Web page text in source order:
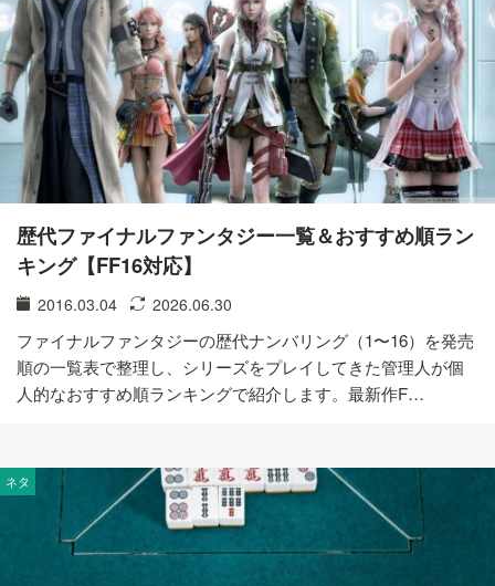
歴代ファイナルファンタジー一覧＆おすすめ順ラン
キング【FF16対応】
2016.03.04 2026.06.30
ファイナルファンタジーの歴代ナンバリング（1〜16）を発売
順の一覧表で整理し、シリーズをプレイしてきた管理人が個
人的なおすすめ順ランキングで紹介します。最新作F…
ネタ